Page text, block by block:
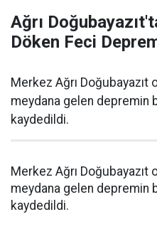
Ağrı
Döken Feci
Merkez Ağrı Doğubayazıt
meydana gelen depremin
kaydedildi.
Merkez Ağrı Doğubayazıt
meydana gelen depremin
kaydedildi.